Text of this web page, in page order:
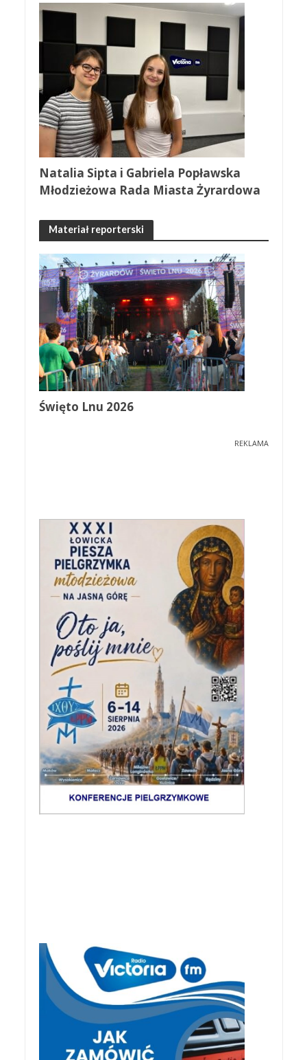
Natalia Sipta i Gabriela Popławska
Młodzieżowa Rada Miasta Żyrardowa
Materiał reporterski
Święto Lnu 2026
REKLAMA